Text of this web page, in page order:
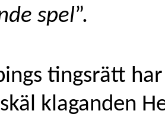
spel”.
tingsrätt
klaganden